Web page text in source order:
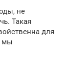
не
Такая
для
мы